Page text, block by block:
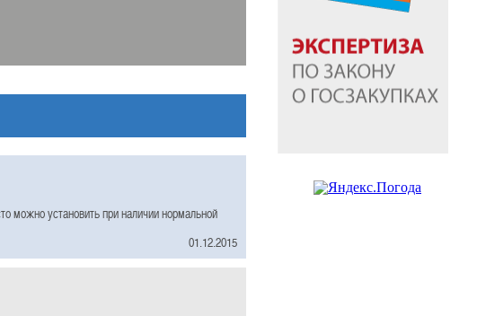
можно установить при наличии нормальной
01.12.2015